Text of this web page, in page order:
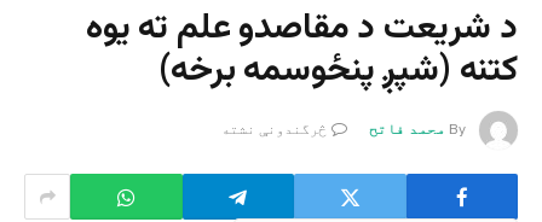
د شریعت د مقاصدو علم ته یوه
کتنه (شپږ پنځوسمه برخه)
By محمد فاتح څرگندونې نشته